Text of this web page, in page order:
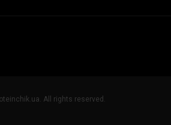
All rights reserved.